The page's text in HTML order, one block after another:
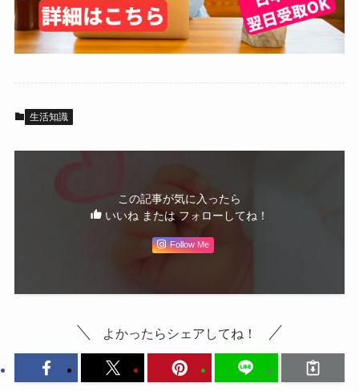
生活知識
この記事が気に入ったら
いいね または フォローしてね！
Follow Me
よかったらシェアしてね！